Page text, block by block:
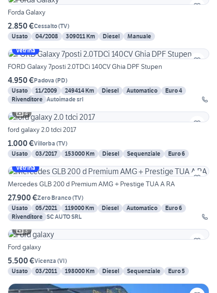
Forda Galaxy
2.850 €Cessalto(TV)
Usato
04/2008 309011 Km Diesel
Manuale
Vetrina
FORD Galaxy 7posti 2.0TDCi 140CV Ghia DPF Stupen
4.950 €Padova (PD)
Usato
11/2009 249414 Km Diesel Automatico
Euro 4
Rivenditore Autoimade srl
4
ford galaxy 2.0 tdci 2017
1.000 €Villorba (TV)
Usato
03/2017 153000 Km Diesel Sequenziale
Euro 6
Vetrina
Mercedes GLB 200 d Premium AMG + Prestige TUA A RA
27.900 €Zero Branco(TV)
Usato
05/2021 119000 Km Diesel Automatico
Euro 6
Rivenditore SC AUTO SRL
3
Ford galaxy
5.500 €Vicenza (VI)
Usato
03/2011 198000 Km Diesel Sequenziale Euro 5